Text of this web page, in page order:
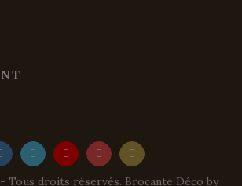
Tous droits réservés. Brocante Déco by